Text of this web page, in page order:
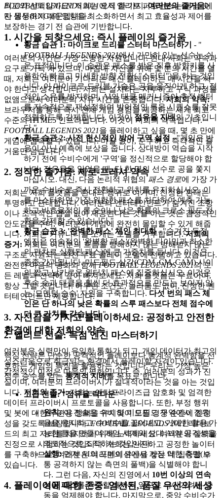
FOOTBALL LEGENDS 2021에서 엘리트 퍼포먼스는 랜덤 숫
자 생성(RNG)의 영향을 최소화하면서 최고 효율성과 제어를
보장하는 경기 전 습관에 기반합니다.
황금 습관 1: 마이크로 드리블 스터터 마스터하기 - "
FOOTBALL LEGENDS 2021에서 가만히 있는 선수는 쉬
운 표적입니다. 이 습관은 패스를 받은 직후 방향키를 사
용하여 빠르고 미세한 방향 전환( "스터터")을 하는 것입
니다. 이 마이크로 드리블 기술은 공을 움직이게 하고, 정
적인 소유를 방지하며, AI의 태클 메커니즘이 추적 벡터
를 지속적으로 재설정하여 방어적인 록온 시퀀스를 잘못
정렬하도록 강제합니다. 이것이 점유율 지배의 기초입니
다."
황금 습관 2: 사전 헌신적인 방어 구역 설정 - "게임은 반
응이 아닌 예측에 보상을 줍니다. 상대방이 역습을 시작
하기 전에 수비수에게 '구역'을 정신적으로 할당해야 합
니다. 점유율을 잃었을 때, 단 한 명의 선수로 공을 쫓지
마십시오. 대신, 다음 논리적 위협의패스 경로에 가장 가
까운 수비수로 즉시 전환하고 위치를 유지하십시오. 이
를 마스터하면 가장 위험한 패스를 차단하여 예측 가능
하고 비효율적인 롱 슛이나 낮은 확률의 크로스 필드 전
환을 강제할 수 있습니다."
황금 습관 3: '완벽한 패스' 체인 최대화- "숨겨진 득점
엔진은 연속적인 '완벽한 패스'(완벽한 타이밍과 최소한
의 편차로 실행된 패스)에 큰 가중치를 둡니다. 이것은
종종 간과됩니다. 미드필드 삼각(CDM, CM, CAM) 사이
의 짧고 날카로운 원터치 패스에 집중하십시오. 이것은
후속 슛과 태클을 훨씬 더 효과적으로 만드는 보이지 않
는 '모멘텀 승수' 자원을 구축합니다. 다섯 번의 패스 체
인은 단 하나의 낮은 확률의 스루 패스보다 전체 점수에
더 큰 가치를 갖습니다."
2. 엘리트 전술: 득점 엔진 마스터하기
핵심 전략은 단순한 공격적인 플레이보다 통계적 완벽함을 선
호하는 게임의 특징을 활용하는 것입니다. 우리는 가장 높은
점수 승수를 얻는통계적 지배를 목표로 합니다.
고급 전술: "점유율 락다운"
원칙:이 전술은 수비 및 미드필드 구역에서 점유
율을 유지하고, 수비수를 끌어내고, 거대한 활용 가
능한 틈을 만들어 게임 시계와 상대 AI의 공격성을
의도적으로 조작하는 것입니다.
실행:먼저 AI의 포메이션에서 가장 약한 측면(보
통 공격하지 않는 측면의 풀백)을 식별해야 합니
다. 그런 다음, 자신의 진영에서 10번 이상의 연속
성공 패스를 완료할 때까지 앞으로 나아가려는 충
동을 억제해야 합니다. 마지막으로, 중앙 수비수가
최고의 선택일까요? 저희는 오직 한 가지,여러분의 즐거움에
만 몰두하기 때문입니다.
1. 시간을 되찾으세요: 즉시 플레이의 즐거움
여러분의 시간은 가장 소중한 자원입니다. 현대 사회는 약속과
요구로 가득 차 있으며, 마침내 자신을 위해 몇 분의 시간을 낼
때, 저희는 여러분이 기다리는 대신 플레이하는 데 시간을 써
야 한다고 생각합니다. 저희는 설치라는 지루하고 구식 과정을
없앰으로써 여러분의 자유 시간을 존중합니다.저희의 약속:
브라우저를 통해 즉시 전체 게임 경험을 제공하는 세계 최고
수준의 HTML5 인프라입니다. 이것이 저희의 약속입니다.
FOOTBALL LEGENDS 2021을 플레이하고 싶을 때, 몇 초 만에
게임에 접속할 수 있습니다. 마찰 없이, 순수하고 즉각적인 즐
거움만 남습니다.
2. 정직한 즐거움: 제로-프레셔 약속
저희는 저희 플랫폼을 환대의 행위로 여기며, 진정한 환대는
투명하고 관대합니다. 여러분의 엔터테인먼트가 숨겨진 조항
이나 조작적인 업셀 없이 제공된다는 것을 아는 것은 감정적인
안도감을 주며, 여러분이 게임에 완전히 몰입할 수 있게 해줍
니다. 저희는 커뮤니티를 쪼개는 모델을 거부합니다.저희의
증거: 저희는 여러분의 흐름을 방해하지 않는 방해받지 않는
구조로 지원되는 완전 무료 플레이 모델에 전념하고 있습니다.
완전한 마음의 평화와 함께FOOTBALL LEGENDS 2021의 모
든 레벨과 전략에 깊이 빠져보세요. 저희 플랫폼은 무료이며,
항상 그럴 것입니다. 아무런 조건도, 놀라움도 없이, 진정한 엔
터테인먼트만 제공합니다.
3. 자신감을 가지고 플레이하세요: 공정하고 안전한
환경에 대한 저희의 약속
여러분은 실력만이 유일한 통화가 되고, 개인 데이터가 최고의
성스러움으로 취급되는 환경에서 플레이할 자격이 있습니다.
감정적인 이점은 마음의 평화입니다. 즉, 여러분의 성과가 진
실이며, 여러분의 프라이버시가 절대적이라는 것을 아는 것입
니다. 저희의 증거:저희는 엔터프라이즈급 암호화 및 엄격한
데이터 프라이버시 프로토콜을 사용합니다. 또한, 부정 행위
및 봇에 대한 무관용 정책을 유지하여 모든 경쟁 순간이 진정
성을 갖도록 보장합니다.FOOTBALL LEGENDS 2021리더보
드의 최고 자리를 차지하기 위해 노력하세요. 여러분의 실력을
진정으로 시험하는 것입니다. 저희는 안전하고 공정한 놀이터
를 구축하므로, 여러분은 여러분의 유산을 쌓는 데 집중할 수
있습니다.
4. 플레이어에 대한 존중: 엄선된, 품질 우선의 세상